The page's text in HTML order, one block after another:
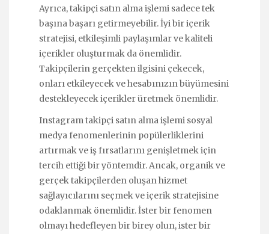
Ayrıca, takipçi satın alma işlemi sadece tek
başına başarı getirmeyebilir. İyi bir içerik
stratejisi, etkileşimli paylaşımlar ve kaliteli
içerikler oluşturmak da önemlidir.
Takipçilerin gerçekten ilgisini çekecek,
onları etkileyecek ve hesabınızın büyümesini
destekleyecek içerikler üretmek önemlidir.
Instagram takipçi satın alma işlemi sosyal
medya fenomenlerinin popülerliklerini
artırmak ve iş fırsatlarını genişletmek için
tercih ettiği bir yöntemdir. Ancak, organik ve
gerçek takipçilerden oluşan hizmet
sağlayıcılarını seçmek ve içerik stratejisine
odaklanmak önemlidir. İster bir fenomen
olmayı hedefleyen bir birey olun, ister bir